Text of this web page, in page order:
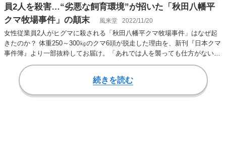
員2人を殺害…“劣悪な飼育環境”が招いた「秋田八幡平
クマ牧場事件」の顛末
風来堂 2022/11/20
女性従業員2人がヒグマに殺される「秋田八幡平クマ牧場事件」はなぜ起
きたのか？ 体重250～300㎏のクマ6頭が脱走した理由を、新刊『日本クマ
事件簿』より一部抜粋してお届け。「あれでは人を襲っても仕方がない」
という証…
続きを読む